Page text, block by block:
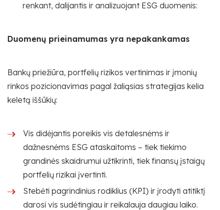
renkant, dalijantis ir analizuojant ESG duomenis:
Duomenų prieinamumas yra nepakankamas
Bankų priežiūra, portfelių rizikos vertinimas ir įmonių
rinkos pozicionavimas pagal žaliąsias strategijas kelia
keletą iššūkių:
Vis didėjantis poreikis vis detalesnėms ir
dažnesnėms ESG ataskaitoms – tiek tiekimo
grandinės skaidrumui užtikrinti, tiek finansų įstaigų
portfelių rizikai įvertinti.
Stebėti pagrindinius rodiklius (KPI) ir įrodyti atitiktį
darosi vis sudėtingiau ir reikalauja daugiau laiko.